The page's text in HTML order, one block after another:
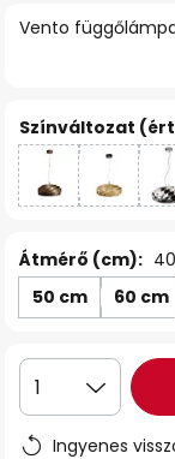
Vento
Színváltozat
Átmérő (cm):
50 cm
60 cm
1
Ingyenes